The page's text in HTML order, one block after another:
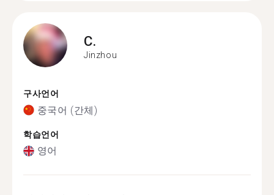
C.
Jinzhou
구사언어
중국어 (간체)
학습언어
영어